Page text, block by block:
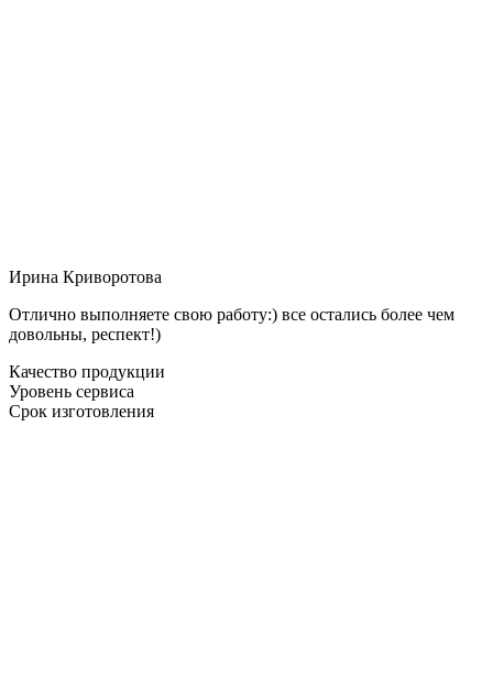
Ирина Криворотова
Отлично выполняете свою работу:) все остались более чем
довольны, респект!)
Качество продукции
Уровень сервиса
Срок изготовления